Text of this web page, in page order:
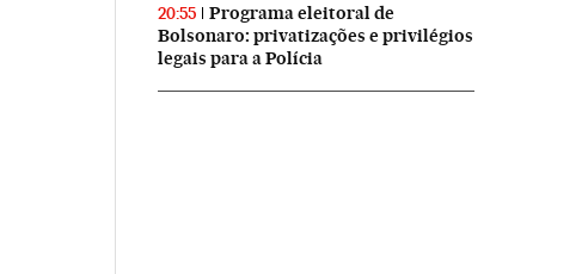
20:55
Programa eleitoral de
Bolsonaro: privatizações e privilégios
legais para a Polícia